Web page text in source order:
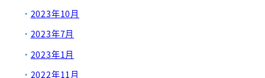
2023年10月
2023年7月
2023年1月
2022年11月